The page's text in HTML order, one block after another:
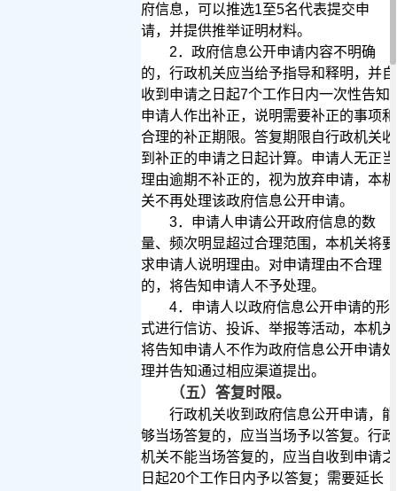
府信息，可以推选1至5名代表提交申
请，并提供推举证明材料。
2． 政府信息公开申请内容不明确
的，行政机关应当给予指导和释明，并自
收到申请之日起7个工作日内一次性告知
申请人作出补正，说明需要补正的事项和
合理的补正期限。答复期限自行政机关收
到补正的申请之日起计算。申请人无正当
理由逾期不补正的，视为放弃申请，本机
关不再处理该政府信息公开申请。
3．申请人申请公开政府信息的数
量、频次明显超过合理范围，本机关将要
求申请人说明理由。对申请理由不合理
的，将告知申请人不予处理。
4．申请人以政府信息公开申请的形
式进行信访、投诉、举报等活动，本机关
将告知申请人不作为政府信息公开申请处
理并告知通过相应渠道提出。
（五）答复时限。
行政机关收到政府信息公开申请，能
够当场答复的，应当当场予以答复。行政
机关不能当场答复的，应当自收到申请之
日起20个工作日内予以答复；需要延长